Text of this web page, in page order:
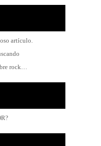
artículo.
rock…